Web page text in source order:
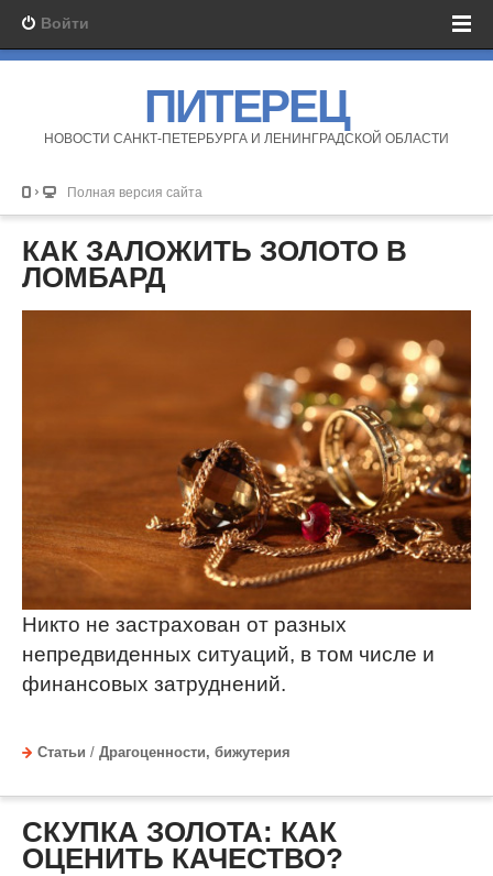
Войти
ПИТЕРЕЦ
НОВОСТИ САНКТ-ПЕТЕРБУРГА И ЛЕНИНГРАДСКОЙ ОБЛАСТИ
Полная версия сайта
КАК ЗАЛОЖИТЬ ЗОЛОТО В
ЛОМБАРД
Никто не застрахован от разных
непредвиденных ситуаций, в том числе и
финансовых затруднений.
Статьи / Драгоценности, бижутерия
СКУПКА ЗОЛОТА: КАК
ОЦЕНИТЬ КАЧЕСТВО?